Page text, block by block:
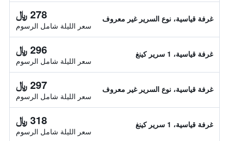
غرفة قياسية، نوع السرير غير معروف 278 ﷼
سعر الليلة شامل الرسوم
غرفة قياسية، 1 سرير كينغ 296 ﷼
سعر الليلة شامل الرسوم
غرفة قياسية، نوع السرير غير معروف 297 ﷼
سعر الليلة شامل الرسوم
غرفة قياسية، 1 سرير كينغ 318 ﷼
سعر الليلة شامل الرسوم